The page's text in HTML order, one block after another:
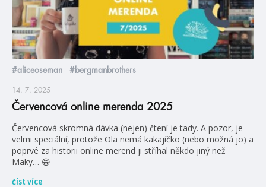
#aliceoseman #bergmanbrothers
14. 7. 2025
Červencová online merenda 2025
Červencová skromná dávka (nejen) čtení je tady. A pozor, je
velmi speciální, protože Ola nemá kakajíčko (nebo možná jo) a
poprvé za historii online merend ji stříhal někdo jiný než
Maky… 😁
číst více